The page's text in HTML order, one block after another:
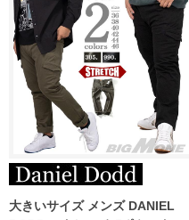
大きいサイズ メンズ DANIEL